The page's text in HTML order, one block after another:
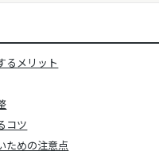
るメリット
コツ
ための注意点